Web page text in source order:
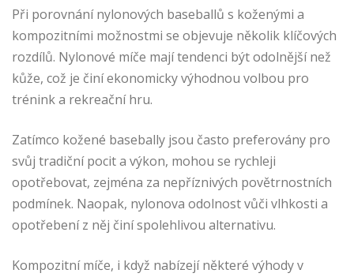
Při porovnání nylonových baseballů s koženými a
kompozitními možnostmi se objevuje několik klíčových
rozdílů. Nylonové míče mají tendenci být odolnější než
kůže, což je činí ekonomicky výhodnou volbou pro
trénink a rekreační hru.
Zatímco kožené basebally jsou často preferovány pro
svůj tradiční pocit a výkon, mohou se rychleji
opotřebovat, zejména za nepříznivých povětrnostních
podmínek. Naopak, nylonova odolnost vůči vlhkosti a
opotřebení z něj činí spolehlivou alternativu.
Kompozitní míče, i když nabízejí některé výhody v